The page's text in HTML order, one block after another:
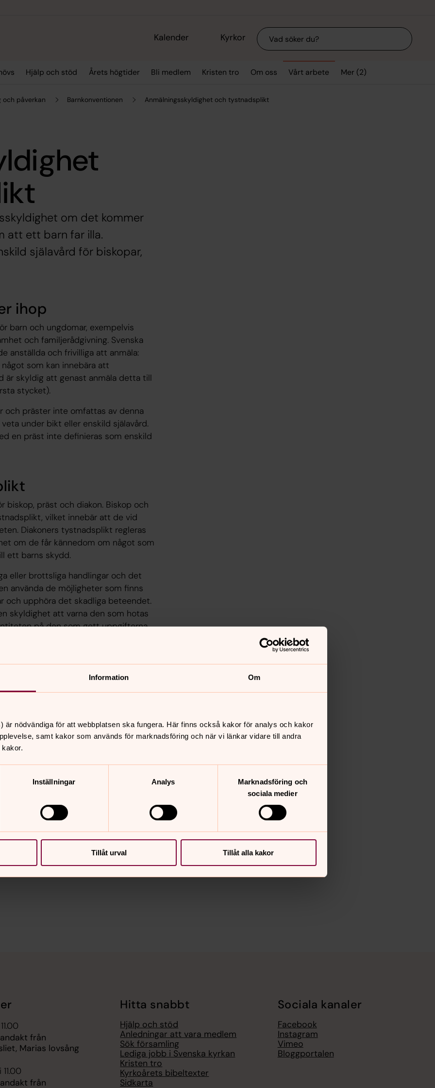
Information Om
är nödvändiga för att webbplatsen ska fungera. Här finns också kakor för analys och kakor
samt kakor som används för marknadsföring och när vi länkar vidare till andra
Inställningar Analys
Marknadsföring och
sociala medier
Tillåt urval Tillåt alla kakor
Kalender Kyrkor Sök
Hjälp och stöd Årets högtider Bli medlem Kristen tro Om oss Vårt arbete Mer (2)
och påverkan Barnkonventionen Anmälningsskyldighet och tystnadsplikt
om det kommer
att ett barn far illa.
själavård för biskopar,
ihop
barn och ungdomar, exempelvis
och familjerådgivning. Svenska
anställ­da och frivilliga att anmäla:
som kan innebära att
är skyldig att genast anmäla detta till
stycket).
och präster inte omfattas av denna
under bikt eller enskild själavård.
en präst inte definieras som enskild
biskop, präst och diakon. Biskop och
vilket innebär att de vid
Diakoners tystnadsplikt regleras
om de får kännedom om något som
ett barns skydd.
eller brottsliga handlingar och det
använda de möjligheter som finns
och upphöra det skadliga beteendet.
skyldighet att varna den som hotas
på den som gett uppgifterna.
Gud
som innebär att en person
gör själavården unik är att den, till
mellan konfidenten och Gud.
veta att ett mord eller en
varna om brottet. Det ska ske utan
från
Marias lovsång
från
Hitta snabbt
Hjälp och stöd
Anledningar att vara medlem
Sök församling
Lediga jobb i Svenska kyrkan
Kristen tro
Kyrkoårets bibeltexter
Sidkarta
Sociala kanaler
Facebook
Instagram
Vimeo
Bloggportalen